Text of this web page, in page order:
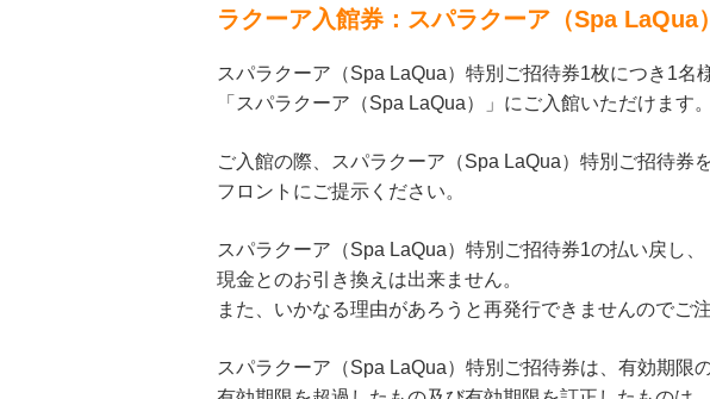
ラクーア入館券：スパラクーア（Spa LaQua
スパラクーア（Spa LaQua）特別ご招待券1枚につき1名様
「スパラクーア（Spa LaQua）」にご入館いただけます。
ご入館の際、スパラクーア（Spa LaQua）特別ご招待券
フロントにご提示ください。
スパラクーア（Spa LaQua）特別ご招待券1の払い戻し、
現金とのお引き換えは出来ません。
また、いかなる理由があろうと再発行できませんのでご
スパラクーア（Spa LaQua）特別ご招待券は、有効期限